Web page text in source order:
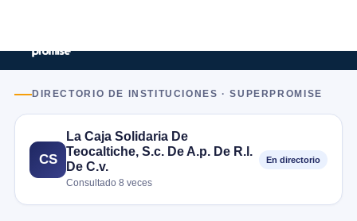
DIRECTORIO DE INSTITUCIONES · SUPERPROMISE
CS
La Caja Solidaria De
Teocaltiche, S.c. De A.p. De R.l.
De C.v.
Consultado 8 veces
En directorio